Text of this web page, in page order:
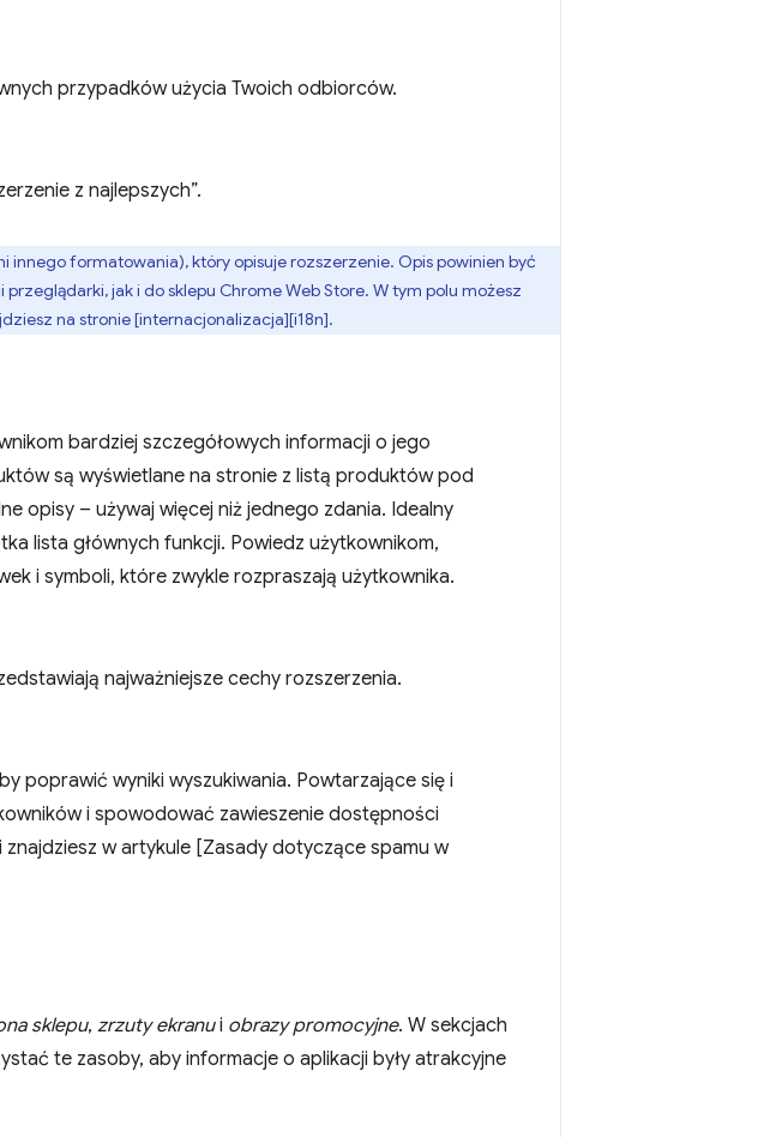
przypadków użycia Twoich odbiorców.
z najlepszych”.
innego formatowania), który opisuje rozszerzenie. Opis powinien być
jak i do sklepu Chrome Web Store. W tym polu możesz
na stronie [internacjonalizacja][i18n].
bardziej szczegółowych informacji o jego
są wyświetlane na stronie z listą produktów pod
opisy – używaj więcej niż jednego zdania. Idealny
lista głównych funkcji. Powiedz użytkownikom,
i symboli, które zwykle rozpraszają użytkownika.
najważniejsze cechy rozszerzenia.
poprawić wyniki wyszukiwania. Powtarzające się i
i spowodować zawieszenie dostępności
w artykule [Zasady dotyczące spamu w
sklepu, zrzuty ekranui obrazy promocyjne. W sekcjach
te zasoby, aby informacje o aplikacji były atrakcyjne